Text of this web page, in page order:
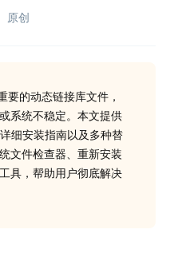
原创
要的动态链接库文件，
系统不稳定。本文提供
细安装指南以及多种替
文件检查器、重新安装
具，帮助用户彻底解决